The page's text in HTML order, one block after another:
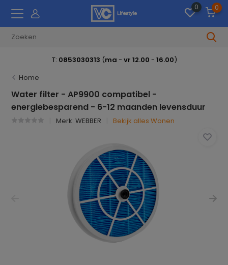
0 0
T: 0853030313 (ma - vr 12.00 - 16.00)
Home
Water filter - AP9900 compatibel -
energiebesparend - 6-12 maanden levensduur
Merk:WEBBER Bekijk alles Wonen